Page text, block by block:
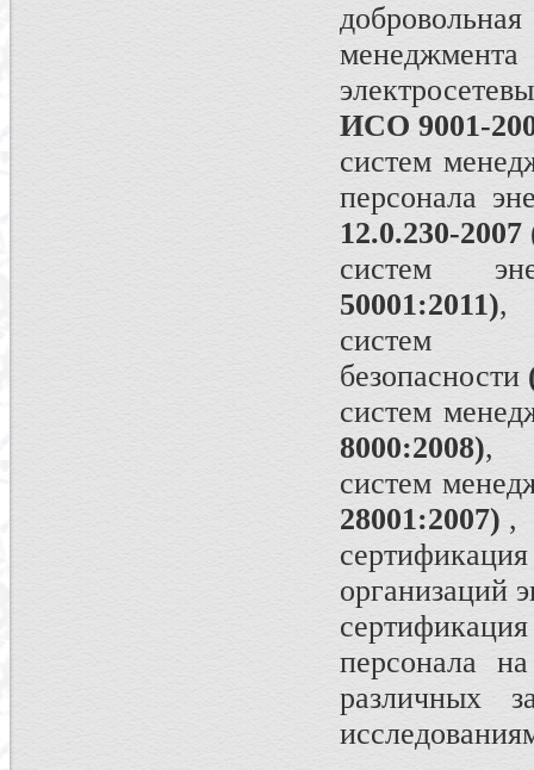
ИСО 9001-
систем
персонала
12.0.230-
систем
50001:2011),
систем
безопасности
систем
8000:2008),
систем
28001:2007) ,
организаций
персонала
различных